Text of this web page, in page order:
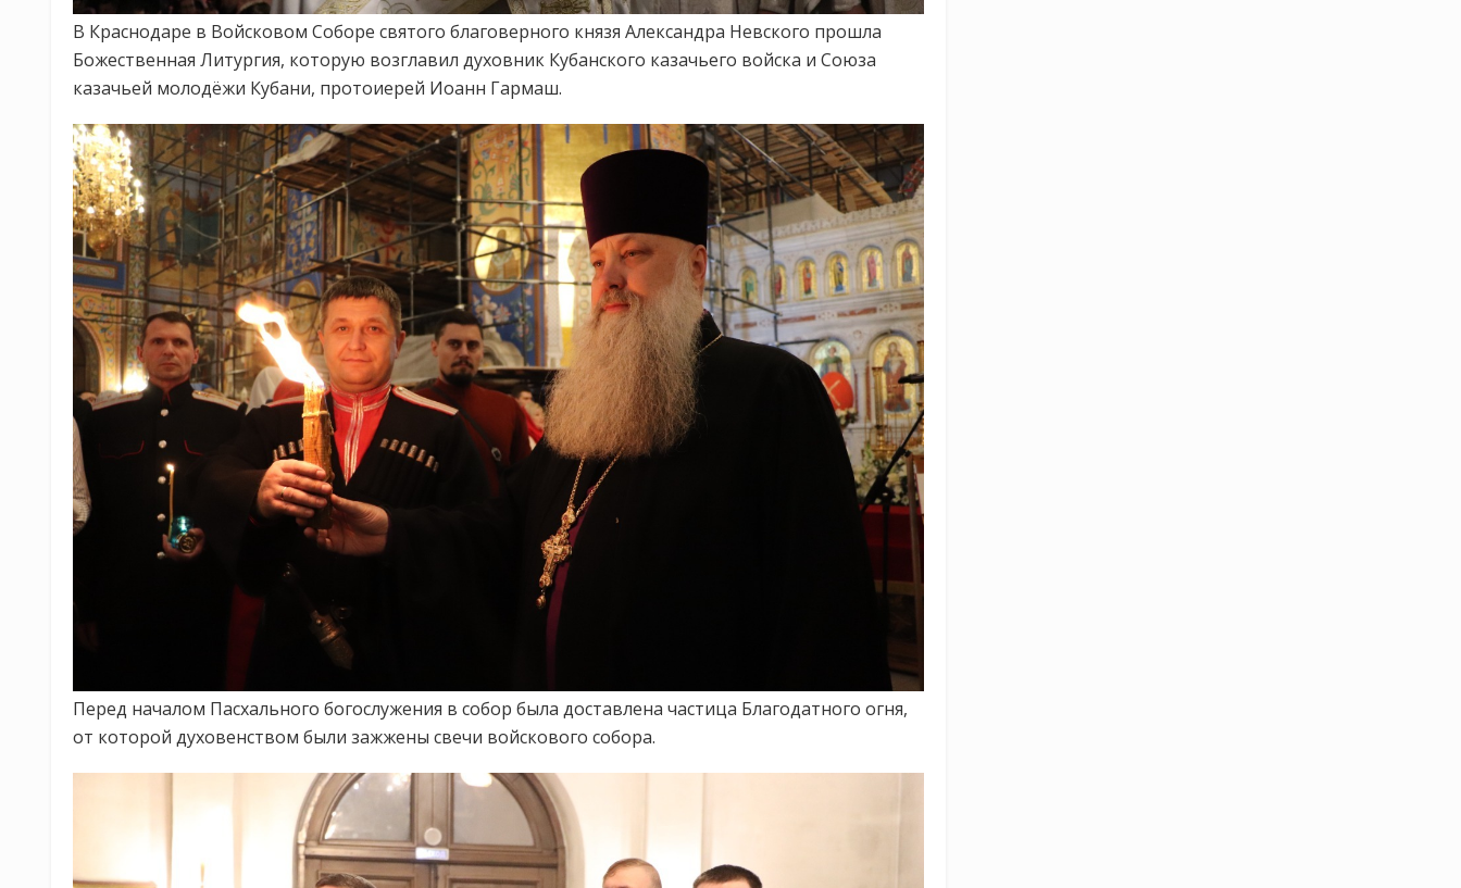
В Краснодаре в Войсковом Соборе святого благоверного князя Александра Невского прошла
Божественная Литургия, которую возглавил духовник Кубанского казачьего войска и Союза
казачьей молодёжи Кубани, протоиерей Иоанн Гармаш.
Перед началом Пасхального богослужения в собор была доставлена частица Благодатного огня,
от которой духовенством были зажжены свечи войскового собора.